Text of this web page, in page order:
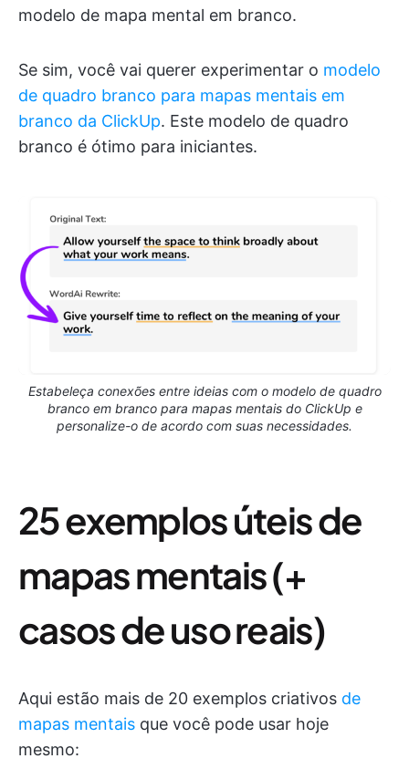
modelo de mapa mental em branco.
Se sim, você vai querer experimentar o modelo
de quadro branco para mapas mentais em
branco da ClickUp. Este modelo de quadro
branco é ótimo para iniciantes.
Estabeleça conexões entre ideias com o modelo de quadro
branco em branco para mapas mentais do ClickUp e
personalize-o de acordo com suas necessidades.
25 exemplos úteis de
mapas mentais (+
casos de uso reais)
Aqui estão mais de 20 exemplos criativos de
mapas mentais que você pode usar hoje
mesmo: